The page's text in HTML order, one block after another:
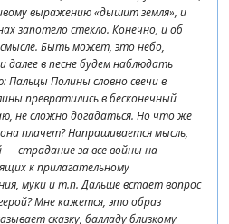
выражению «дышит земля», и
запотело стекло. Конечно, и об
Быть может, это небо,
далее в песне будем наблюдать
Пальцы Полины словно свечи в
превратились в бесконечный
не сложно догадаться. Но что же
плачет? Напрашивается мысль,
страдание за все войны на
к прилагательному
муки и т.п. Дальше встает вопрос
Мне кажется, это образ
сказку, балладу близкому